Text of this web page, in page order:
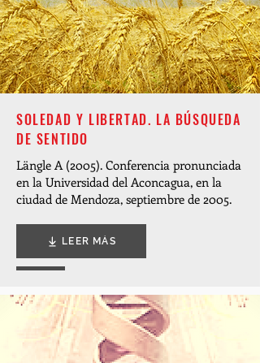
SOLEDAD Y LIBERTAD. LA BÚSQUEDA
DE SENTIDO
Längle A (2005). Conferencia pronunciada
en la Universidad del Aconcagua, en la
ciudad de Mendoza, septiembre de 2005.
LEER MÁS